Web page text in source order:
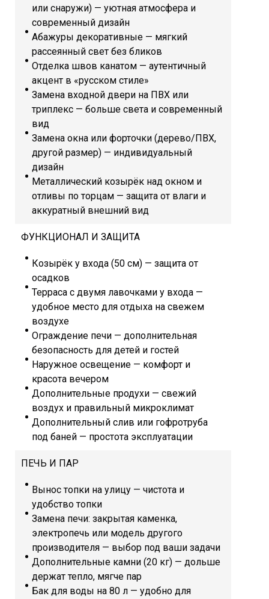
или снаружи) — уютная атмосфера и
современный дизайн
Абажуры декоративные — мягкий
рассеянный свет без бликов
Отделка швов канатом — аутентичный
акцент в «русском стиле»
Замена входной двери на ПВХ или
триплекс — больше света и современный
вид
Замена окна или форточки (дерево/ПВХ,
другой размер) — индивидуальный
дизайн
Металлический козырёк над окном и
отливы по торцам — защита от влаги и
аккуратный внешний вид
ФУНКЦИОНАЛ И ЗАЩИТА
Козырёк у входа (50 см) — защита от
осадков
Терраса с двумя лавочками у входа —
удобное место для отдыха на свежем
воздухе
Ограждение печи — дополнительная
безопасность для детей и гостей
Наружное освещение — комфорт и
красота вечером
Дополнительные продухи — свежий
воздух и правильный микроклимат
Дополнительный слив или гофротруба
под баней — простота эксплуатации
ПЕЧЬ И ПАР
Вынос топки на улицу — чистота и
удобство топки
Замена печи: закрытая каменка,
электропечь или модель другого
производителя — выбор под ваши задачи
Дополнительные камни (20 кг) — дольше
держат тепло, мягче пар
Бак для воды на 80 л — удобно для